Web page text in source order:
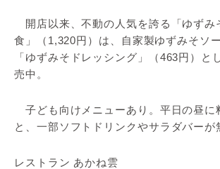
開店以来、不動の人気を誇る「ゆずみ
食」（1,320円）は、自家製ゆずみそソ
「ゆずみそドレッシング」（463円）と
売中。
子ども向けメニューあり。平日の昼に
と、一部ソフトドリンクやサラダバーが
レストラン あかね雲